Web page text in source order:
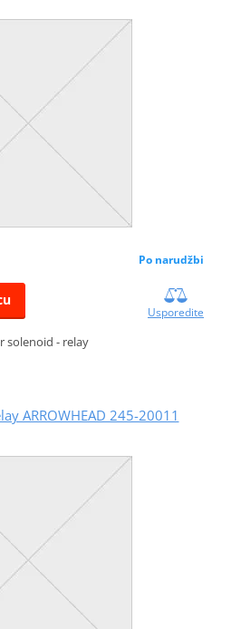
Po narudžbi
Usporedite
solenoid - relay
ARROWHEAD 245-20011